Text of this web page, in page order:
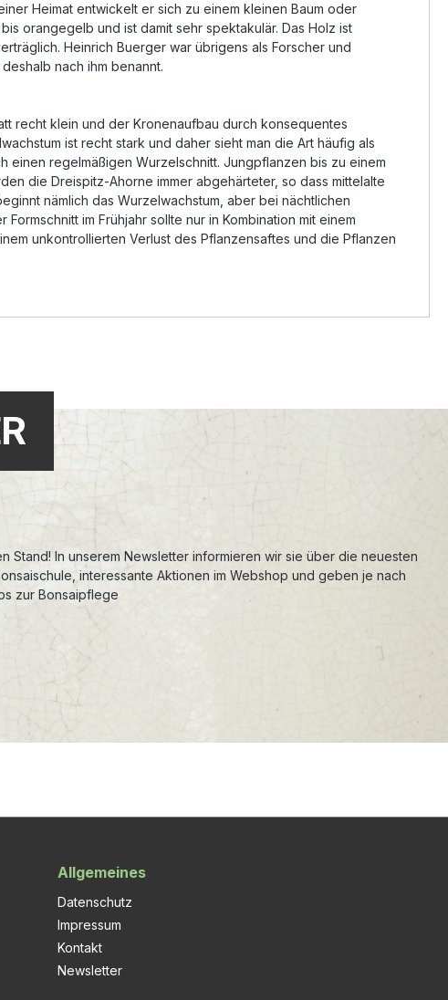
Heimat entwickelt er sich zu einem kleinen Baum oder
orangegelb und ist damit sehr spektakulär. Das Holz ist
Heinrich Buerger war übrigens als Forscher und
nach ihm benannt.
recht klein und der Kronenaufbau durch konsequentes
ist recht stark und daher sieht man die Art häufig als
einen regelmäßigen Wurzelschnitt. Jungpflanzen bis zu einem
die Dreispitz-Ahorne immer abgehärteter, so dass mittelalte
nämlich das Wurzelwachstum, aber bei nächtlichen
im Frühjahr sollte nur in Kombination mit einem
unkontrollierten Verlust des Pflanzensaftes und die Pflanzen
Stand! In unserem Newsletter informieren wir sie über die neuesten
interessante Aktionen im Webshop und geben je nach
zur Bonsaipflege
Allgemeines
Datenschutz
Impressum
Kontakt
Newsletter